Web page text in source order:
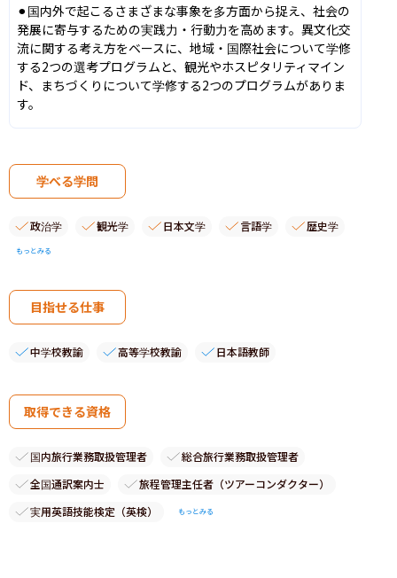
⚫︎国内外で起こるさまざまな事象を多方面から捉え、社会の
発展に寄与するための実践力・行動力を高めます。異文化交
流に関する考え方をベースに、地域・国際社会について学修
する2つの選考プログラムと、観光やホスピタリティマイン
ド、まちづくりについて学修する2つのプログラムがありま
す。
学べる学問
政治学 観光学 日本文学 言語学 歴史学
もっとみる
目指せる仕事
中学校教諭 高等学校教諭 日本語教師
取得できる資格
国内旅行業務取扱管理者
総合旅行業務取扱管理者
全国通訳案内士
旅程管理主任者（ツアーコンダクター）
実用英語技能検定（英検）
もっとみる